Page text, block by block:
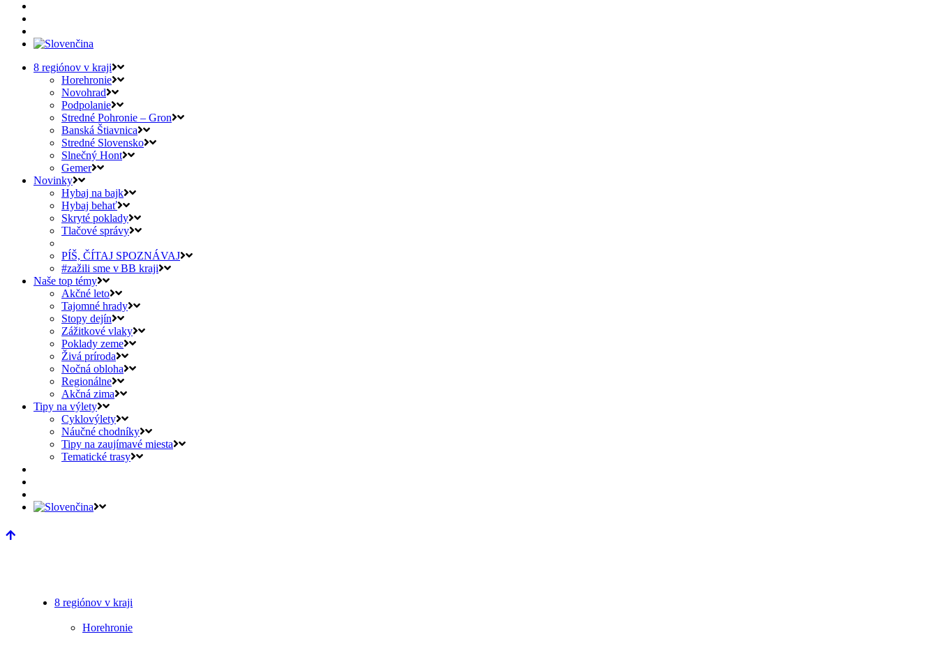
8 regiónov v kraji
Horehronie
Novohrad
Podpolanie
Stredné Pohronie – Gron
Banská Štiavnica
Stredné Slovensko
Slnečný Hont
Gemer
Novinky
Hybaj na bajk
Hybaj behať
Skryté poklady
Tlačové správy
PÍŠ, ČÍTAJ SPOZNÁVAJ
#zažili sme v BB kraji
Naše top témy
Akčné leto
Tajomné hrady
Stopy dejín
Zážitkové vlaky
Poklady zeme
Živá príroda
Nočná obloha
Regionálne
Akčná zima
Tipy na výlety
Cyklovýlety
Náučné chodníky
Tipy na zaujímavé miesta
Tematické trasy
8 regiónov v kraji
Horehronie